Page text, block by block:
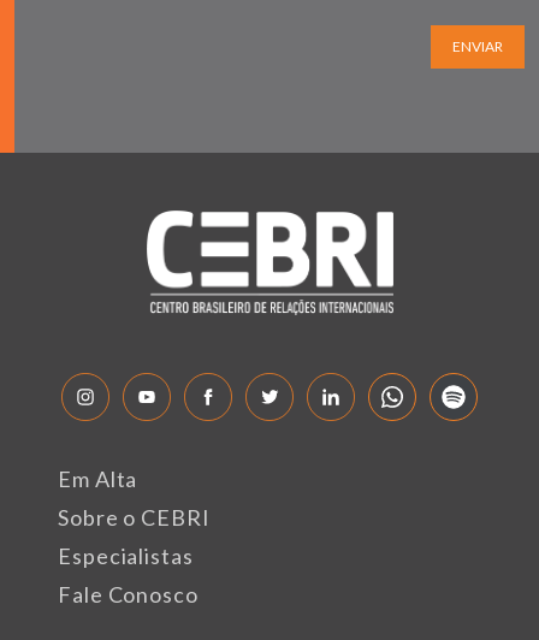
ENVIAR
Em Alta
Sobre o CEBRI
Especialistas
Fale Conosco